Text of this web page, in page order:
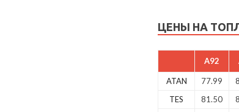
ЦЕНЫ НА
A92
ATAN 77.99
TES
81.50